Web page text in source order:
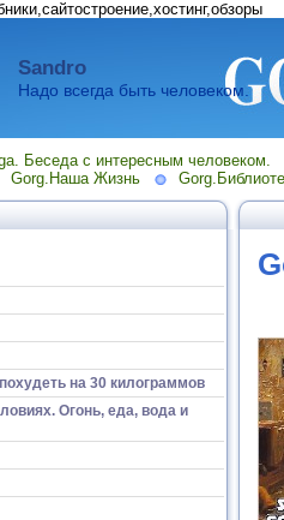
Sandro
Надо всегда быть человеком.
Беседа с интересным человеком.
Gorg.Наша Жизнь
на 30 килограммов
Огонь, еда, вода и